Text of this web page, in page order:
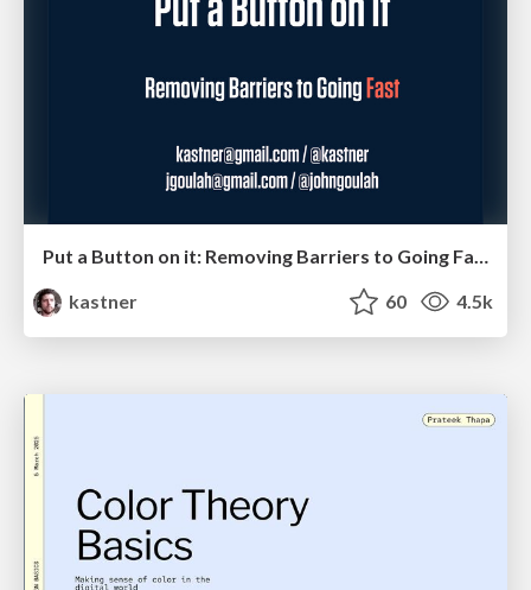
Put a Button on it: Removing Barriers to Going Fast.
kastner
60 4.5k